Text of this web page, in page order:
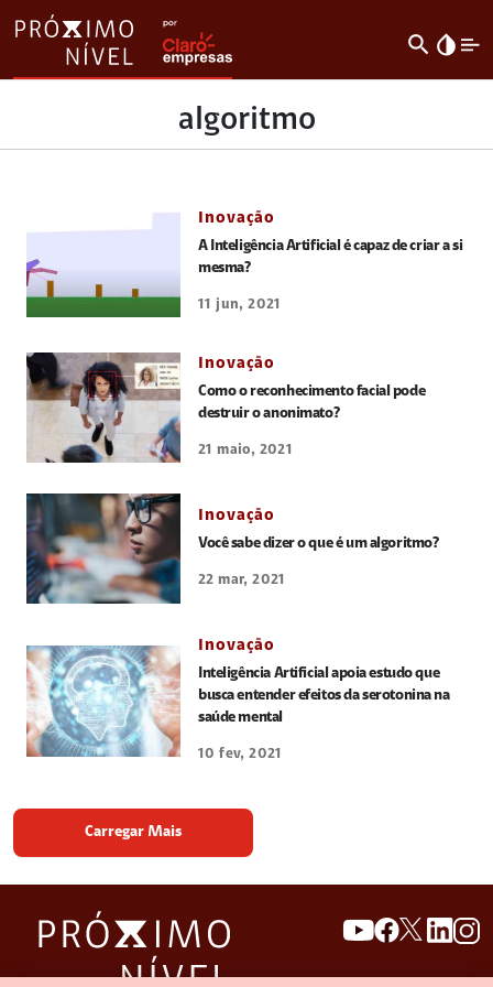
search invert_colors
algoritmo
Inovação
A Inteligência Artificial é capaz de criar a si
mesma?
11 jun, 2021
Inovação
Como o reconhecimento facial pode
destruir o anonimato?
21 maio, 2021
Inovação
Você sabe dizer o que é um algoritmo?
22 mar, 2021
Inovação
Inteligência Artificial apoia estudo que
busca entender efeitos da serotonina na
saúde mental
10 fev, 2021
Carregar Mais